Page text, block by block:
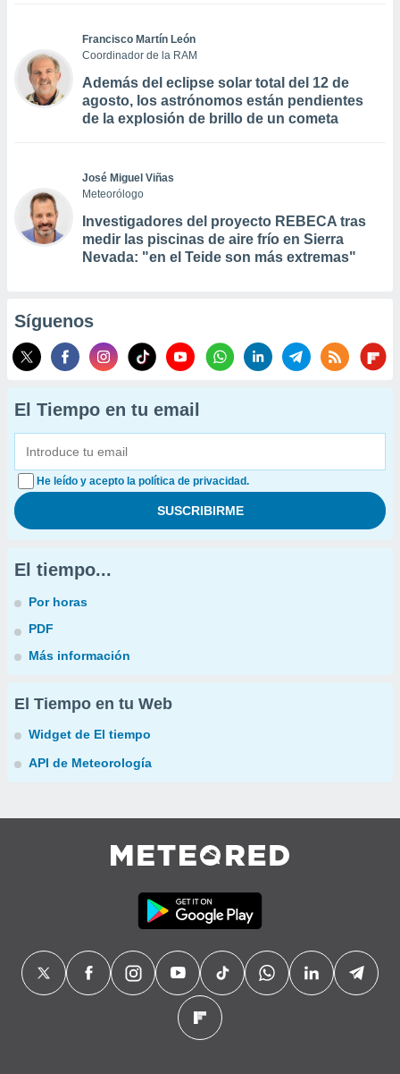
Francisco Martín León
Coordinador de la RAM
Además del eclipse solar total del 12 de
agosto, los astrónomos están pendientes
de la explosión de brillo de un cometa
José Miguel Viñas
Meteorólogo
Investigadores del proyecto REBECA tras
medir las piscinas de aire frío en Sierra
Nevada: "en el Teide son más extremas"
Síguenos
El Tiempo en tu email
He leído y acepto la política de privacidad.
El tiempo...
Por horas
PDF
Más información
El Tiempo en tu Web
Widget de El tiempo
API de Meteorología